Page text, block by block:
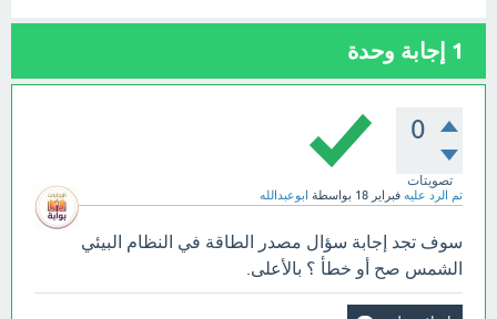
1 إجابة وحدة
0
تصويتات
تم الرد عليه فبراير 18 بواسطة ابوعبدالله
سوف تجد إجابة سؤال ‏مصدر الطاقة في النظام البيئي
الشمس صح أو خطأ ؟ بالأعلى.